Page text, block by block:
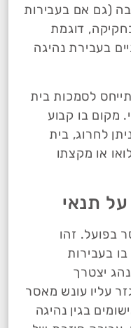
(גם אם בעבירות
בחקיקה, דוגמת
בעבירת נהיגה
מתייחס לסמכות בית
מקום בו קבוע
לחרוג, בית
או מקצתו
תנאי
בפועל. זהו
בעבירות
יצטרך
עליו עונש מאסר
בגין נהיגה